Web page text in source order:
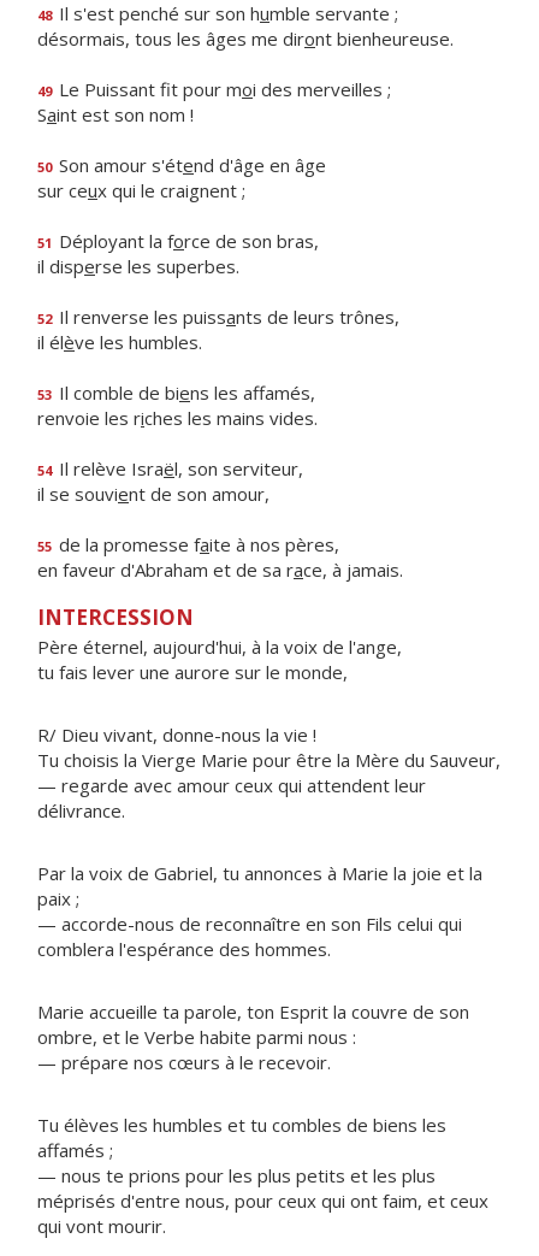
48 Il s'est penché sur son humble servante ;
désormais, tous les âges me diront bienheureuse.
49 Le Puissant fit pour moi des merveilles ;
Saint est son nom !
50 Son amour s'étend d'âge en âge
sur ceux qui le craignent ;
51 Déployant la force de son bras,
il disperse les superbes.
52 Il renverse les puissants de leurs trônes,
il élève les humbles.
53 Il comble de biens les affamés,
renvoie les riches les mains vides.
54 Il relève Israël, son serviteur,
il se souvient de son amour,
55 de la promesse faite à nos pères,
en faveur d'Abraham et de sa race, à jamais.
INTERCESSION
Père éternel, aujourd'hui, à la voix de l'ange,
tu fais lever une aurore sur le monde,
R/ Dieu vivant, donne-nous la vie !
Tu choisis la Vierge Marie pour être la Mère du Sauveur,
— regarde avec amour ceux qui attendent leur
délivrance.
Par la voix de Gabriel, tu annonces à Marie la joie et la
paix ;
— accorde-nous de reconnaître en son Fils celui qui
comblera l'espérance des hommes.
Marie accueille ta parole, ton Esprit la couvre de son
ombre, et le Verbe habite parmi nous :
— prépare nos cœurs à le recevoir.
Tu élèves les humbles et tu combles de biens les
affamés ;
— nous te prions pour les plus petits et les plus
méprisés d'entre nous, pour ceux qui ont faim, et ceux
qui vont mourir.